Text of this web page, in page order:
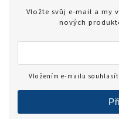
Vložte svůj e-mail a my
nových
Vložením e-mailu